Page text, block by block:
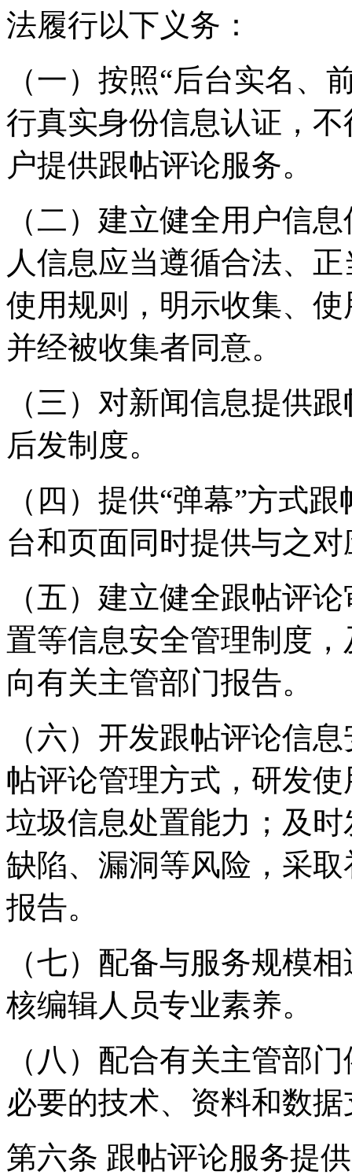
法履行以下义务：
（一）按照“后台实名、
行真实身份信息认证，
户提供跟帖评论服务。
（二）建立健全用户信
人信息应当遵循合法、
使用规则，明示收集、
并经被收集者同意。
（三）对新闻信息提供
后发制度。
（四）提供“弹幕”方式
台和页面同时提供与之
（五）建立健全跟帖评
置等信息安全管理制度
向有关主管部门报告。
（六）开发跟帖评论信
帖评论管理方式，研发
垃圾信息处置能力；及
缺陷、漏洞等风险，采
报告。
（七）配备与服务规模
核编辑人员专业素养。
（八）配合有关主管部
必要的技术、资料和数
第六条 跟帖评论服务提